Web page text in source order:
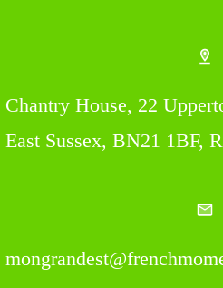
Chantry House, 22
East Sussex, BN21 1BF,